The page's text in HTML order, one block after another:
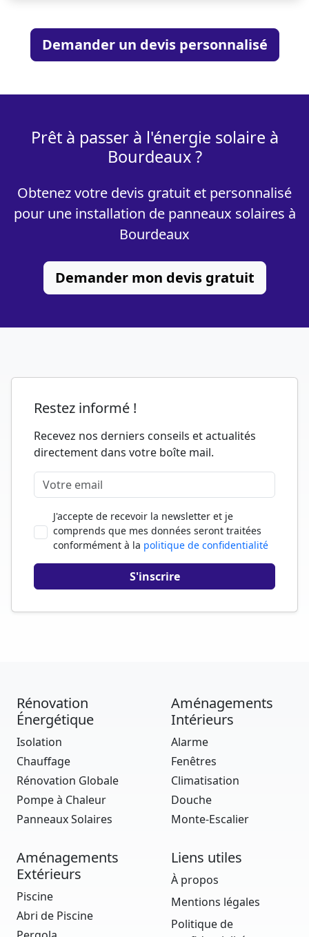
Demander un devis personnalisé
Prêt à passer à l'énergie solaire à
Bourdeaux ?
Obtenez votre devis gratuit et personnalisé
pour une installation de panneaux solaires à
Bourdeaux
Demander mon devis gratuit
Restez informé !
Recevez nos derniers conseils et actualités
directement dans votre boîte mail.
J'accepte de recevoir la newsletter et je
comprends que mes données seront traitées
conformément à la politique de confidentialité
Rénovation
Énergétique
Isolation
Chauffage
Rénovation Globale
Pompe à Chaleur
Panneaux Solaires
Aménagements
Intérieurs
Alarme
Fenêtres
Climatisation
Douche
Monte-Escalier
Aménagements
Extérieurs
Piscine
Abri de Piscine
Liens utiles
À propos
Mentions légales
Politique de